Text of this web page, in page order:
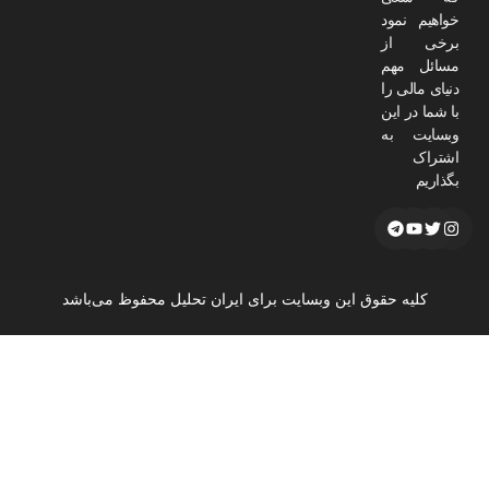
خواهیم نمود
برخی از
مسائل مهم
دنیای مالی را
با شما در این
وبسایت به
اشتراک
بگذاریم
کلیه حقوق این وبسایت برای ایران تحلیل محفوظ می‌باشد